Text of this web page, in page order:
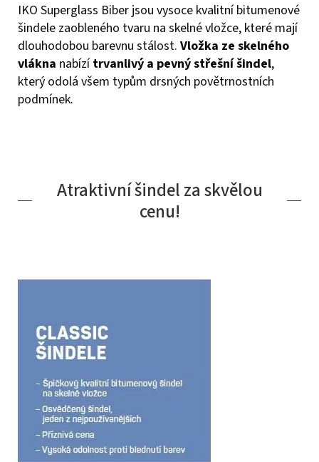
IKO Superglass Biber jsou vysoce kvalitní bitumenové
šindele zaobleného tvaru na skelné vložce, které mají
dlouhodobou barevnu stálost. Vložka ze skelného
vlákna nabízítrvanlivý a pevný střešní šindel,
který odolá všem typům drsných povětrnostních
podmínek.
Atraktivní šindel za skvělou
cenu!